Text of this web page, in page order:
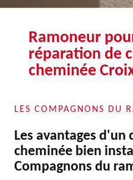
Ramoneur
réparation de
cheminée
LES COMPAGNONS DU
Les avantages d'un
cheminée bien
Compagnons du